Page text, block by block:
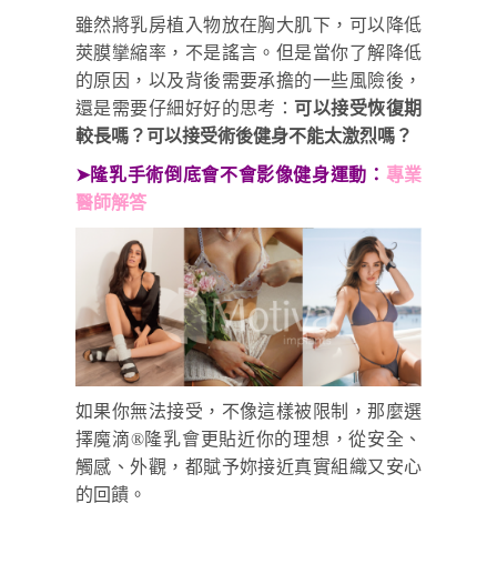
雖然將乳房植入物放在胸大肌下，可以降低
莢膜攣縮率，不是謠言。但是當你了解降低
的原因，以及背後需要承擔的一些風險後，
還是需要仔細好好的思考： 可以接受恢復期
較長嗎？可以接受術後健身不能太激烈嗎？
➤隆乳手術倒底會不會影像健身運動： 專業
醫師解答
如果你無法接受，不像這樣被限制，那麼選
擇魔滴®隆乳會更貼近你的理想，從安全、
觸感、外觀，都賦予妳接近真實組織又安心
的回饋。